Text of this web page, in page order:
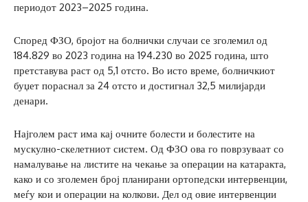
периодот 2023–2025 година.
Според ФЗО, бројот на болнички случаи се зголемил од
184.829 во 2023 година на 194.230 во 2025 година, што
претставува раст од 5,1 отсто. Во исто време, болничкиот
буџет пораснал за 24 отсто и достигнал 32,5 милијарди
денари.
Најголем раст има кај очните болести и болестите на
мускулно-скелетниот систем. Од ФЗО ова го поврзуваат со
намалување на листите на чекање за операции на катаракта,
како и со зголемен број планирани ортопедски интервенции,
меѓу кои и операции на колкови. Дел од овие интервенции